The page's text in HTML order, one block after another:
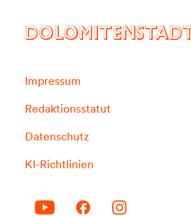
DOLOMITENSTADT
Impressum
Redaktionsstatut
Datenschutz
KI-Richtlinien